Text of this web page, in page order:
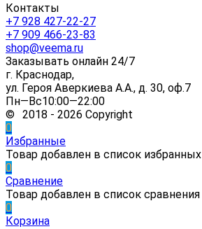
Контакты
+7 928 427-22-27
+7 909 466-23-83
shop@veema.ru
Заказывать онлайн 24/7
г. Краснодар,
ул. Героя Аверкиева А.А., д. 30, оф.7
Пн—Вс10:00—22:00
© 2018 - 2026 Copyright
0
Избранные
Товар добавлен в список избранных
0
Сравнение
Товар добавлен в список сравнения
0
Корзина